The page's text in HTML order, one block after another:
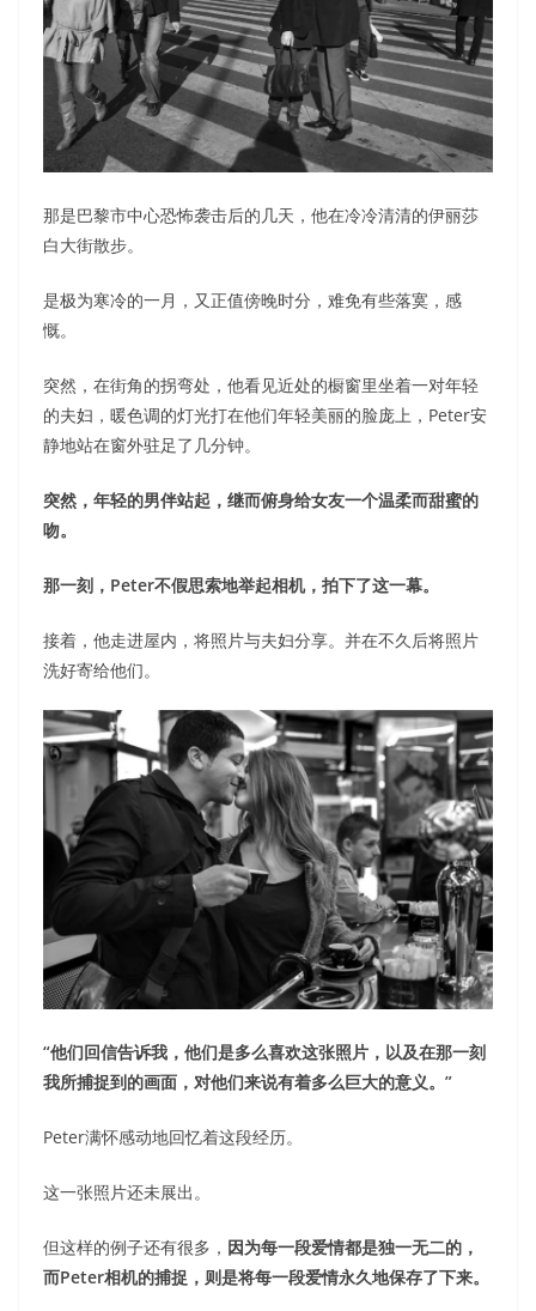
那是巴黎市中心恐怖袭击后的几天，他在冷冷清清的伊丽莎
白大街散步。
是极为寒冷的一月，又正值傍晚时分，难免有些落寞，感
慨。
突然，在街角的拐弯处，他看见近处的橱窗里坐着一对年轻
的夫妇，暖色调的灯光打在他们年轻美丽的脸庞上，Peter安
静地站在窗外驻足了几分钟。
突然，年轻的男伴站起，继而俯身给女友一个温柔而甜蜜的
吻。
那一刻，Peter不假思索地举起相机，拍下了这一幕。
接着，他走进屋内，将照片与夫妇分享。并在不久后将照片
洗好寄给他们。
“他们回信告诉我，他们是多么喜欢这张照片，以及在那一刻
我所捕捉到的画面，对他们来说有着多么巨大的意义。”
Peter满怀感动地回忆着这段经历。
这一张照片还未展出。
但这样的例子还有很多， 因为每一段爱情都是独一无二的，
而Peter相机的捕捉，则是将每一段爱情永久地保存了下来。